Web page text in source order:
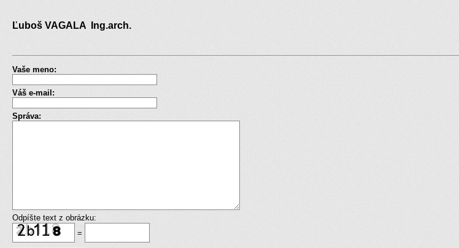
Ľuboš VAGALA Ing.arch.
Vaše meno:
Váš e-mail:
Správa:
Odpíšte text z obrázku:
=